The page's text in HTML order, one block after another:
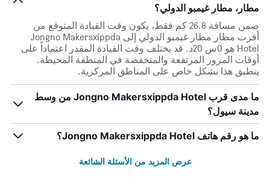
مطار، مطار غيمبو الدولي؟
ضمن مسافة 26.8 كم فقط، يكون وقت القيادة المتوقع من
أقرب مطار مطار غيمبو الدولي إلى Jongno Makersxippda
Hotel هو 0س 20د. قد يختلف وقت القيادة المقدر اعتماداً على
أوقات المرور المرتفعة والمنخفضة في المنطقة المحيطة.
ينطبق هذا بشكل خاص على المناطق المركزية.
ما مدى قرب Jongno Makersxippda Hotel من وسط
مدينة سيول؟
ما هو رقم هاتف Jongno Makersxippda Hotel؟
عرض المزيد من الأسئلة الشائعة